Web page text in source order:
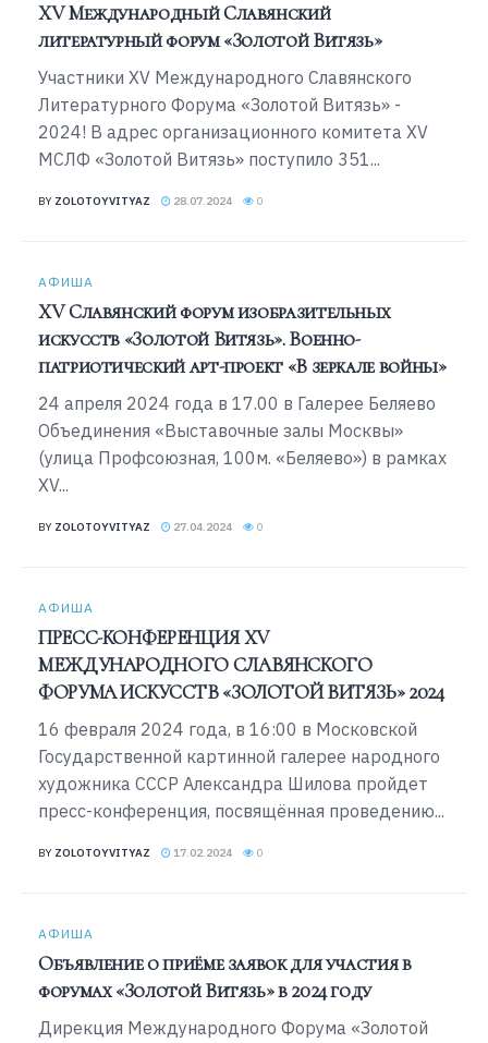
XV Международный Славянский
литературный форум «Золотой Витязь»
Участники XV Международного Славянского
Литературного Форума «Золотой Витязь» -
2024! В адрес организационного комитета XV
МСЛФ «Золотой Витязь» поступило 351...
BY ZOLOTOYVITYAZ 28.07.2024 0
АФИША
XV Славянский форум изобразительных
искусств «Золотой Витязь». Военно-
патриотический арт-проект «В зеркале войны»
24 апреля 2024 года в 17.00 в Галерее Беляево
Объединения «Выставочные залы Москвы»
(улица Профсоюзная, 100м. «Беляево») в рамках
XV...
BY ZOLOTOYVITYAZ 27.04.2024 0
АФИША
ПРЕСС-КОНФЕРЕНЦИЯ XV
МЕЖДУНАРОДНОГО СЛАВЯНСКОГО
ФОРУМА ИСКУССТВ «ЗОЛОТОЙ ВИТЯЗЬ» 2024
16 февраля 2024 года, в 16:00 в Московской
Государственной картинной галерее народного
художника СССР Александра Шилова пройдет
пресс-конференция, посвящённая проведению...
BY ZOLOTOYVITYAZ 17.02.2024 0
АФИША
Объявление о приёме заявок для участия в
форумах «Золотой Витязь» в 2024 году
Дирекция Международного Форума «Золотой